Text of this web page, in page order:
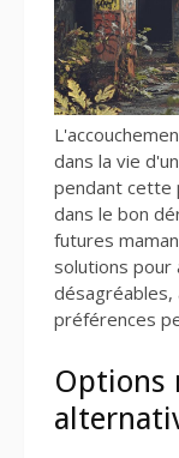
dans la vie
pendant cette
dans le bon
futures
solutions pour
préférences
Options